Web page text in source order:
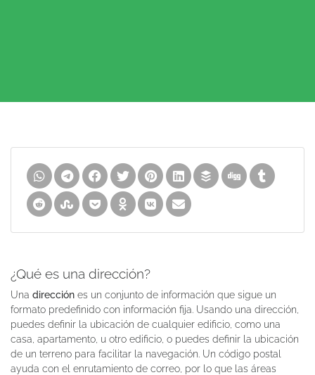
¿Qué es una dirección?
Una dirección es un conjunto de información que sigue un
formato predefinido con información fija. Usando una dirección,
puedes definir la ubicación de cualquier edificio, como una
casa, apartamento, u otro edificio, o puedes definir la ubicación
de un terreno para facilitar la navegación. Un código postal
ayuda con el enrutamiento de correo, por lo que las áreas